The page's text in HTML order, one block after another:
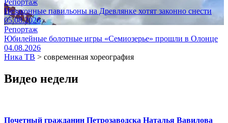
Репортаж
Незаконные павильоны на Древлянке хотят законно снести
05.08.2026
Репортаж
Юбилейные болотные игры «Семиозерье» прошли в Олонце
04.08.2026
Ника ТВ > современная хореография
Видео недели
Почетный гражданин Петрозаводска Наталья Вавилова